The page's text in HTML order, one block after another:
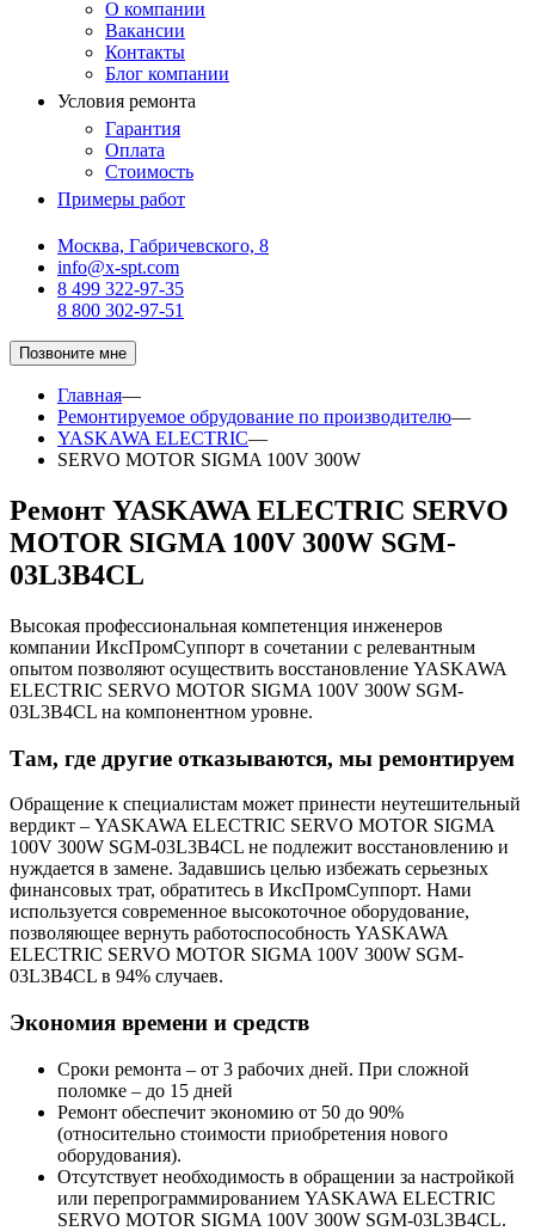
О компании
Вакансии
Контакты
Блог компании
Условия ремонта
Гарантия
Оплата
Стоимость
Примеры работ
Москва, Габричевского, 8
info@x-spt.com
8 499 322-97-35
8 800 302-97-51
Позвоните мне
Главная—
Ремонтируемое обрудование по производителю—
YASKAWA ELECTRIC—
SERVO MOTOR SIGMA 100V 300W
Ремонт YASKAWA ELECTRIC SERVO
MOTOR SIGMA 100V 300W SGM-
03L3B4CL
Высокая профессиональная компетенция инженеров
компании ИксПромСуппорт в сочетании с релевантным
опытом позволяют осуществить восстановление YASKAWA
ELECTRIC SERVO MOTOR SIGMA 100V 300W SGM-
03L3B4CL на компонентном уровне.
Там, где другие отказываются, мы ремонтируем
Обращение к специалистам может принести неутешительный
вердикт – YASKAWA ELECTRIC SERVO MOTOR SIGMA
100V 300W SGM-03L3B4CL не подлежит восстановлению и
нуждается в замене. Задавшись целью избежать серьезных
финансовых трат, обратитесь в ИксПромСуппорт. Нами
используется современное высокоточное оборудование,
позволяющее вернуть работоспособность YASKAWA
ELECTRIC SERVO MOTOR SIGMA 100V 300W SGM-
03L3B4CL в 94% случаев.
Экономия времени и средств
Сроки ремонта – от 3 рабочих дней. При сложной
поломке – до 15 дней
Ремонт обеспечит экономию от 50 до 90%
(относительно стоимости приобретения нового
оборудования).
Отсутствует необходимость в обращении за настройкой
или перепрограммированием YASKAWA ELECTRIC
SERVO MOTOR SIGMA 100V 300W SGM-03L3B4CL.